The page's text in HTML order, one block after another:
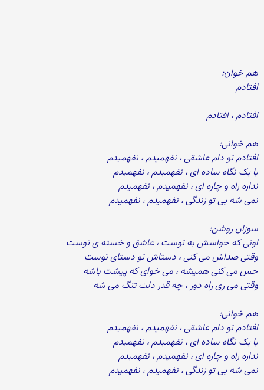
هم خوان:
افتادم
افتادم ، افتادم
هم خوانی:
افتادم تو دام عاشقی ، نفهمیدم ، نفهمیدم
با یک نگاه ساده ای ، نفهمیدم ، نفهمیدم
نداره راه و چاره ای ، نفهمیدم ، نفهمیدم
نمی شه بی تو زندگی ، نفهمیدم ، نفهمیدم
سوزان روشن:
اونی که حواسش به توست ، عاشق و خسته ی توست
وقتی صداش می کنی ، دستاش تو دستای توست
حس می کنی همیشه ، می خوای که پیشت باشه
وقتی می ری راه دور ، چه قدر دلت تنگ می شه
هم خوانی:
افتادم تو دام عاشقی ، نفهمیدم ، نفهمیدم
با یک نگاه ساده ای ، نفهمیدم ، نفهمیدم
نداره راه و چاره ای ، نفهمیدم ، نفهمیدم
نمی شه بی تو زندگی ، نفهمیدم ، نفهمیدم